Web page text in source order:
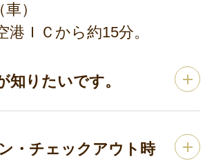
）
港ＩＣから約15分。
知りたいです。
・チェックアウト時